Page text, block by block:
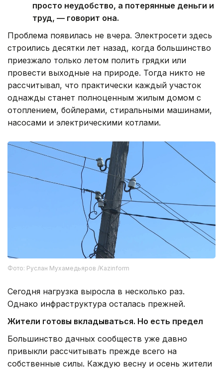
просто неудобство, а потерянные деньги и
труд, — говорит она.
Проблема появилась не вчера. Электросети здесь
строились десятки лет назад, когда большинство
приезжало только летом полить грядки или
провести выходные на природе. Тогда никто не
рассчитывал, что практически каждый участок
однажды станет полноценным жилым домом с
отоплением, бойлерами, стиральными машинами,
насосами и электрическими котлами.
Фото: Руслан Мухамедьяров /Kazinform
Сегодня нагрузка выросла в несколько раз.
Однако инфраструктура осталась прежней.
Жители готовы вкладываться. Но есть предел
Большинство дачных сообществ уже давно
привыкли рассчитывать прежде всего на
собственные силы. Каждую весну и осень жители